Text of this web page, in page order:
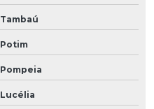
Tambaú
Potim
Pompeia
Lucélia